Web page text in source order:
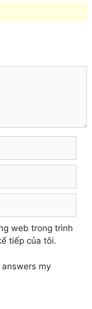
web trong trình
tiếp của tôi.
my